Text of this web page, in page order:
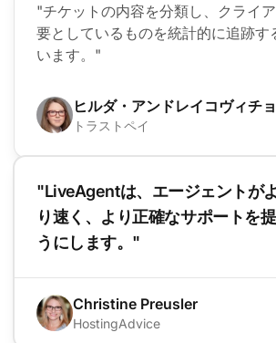
"チケットの内容を分類し、クライ
要としているものを統計的に追跡す
います。"
ヒルダ・アンドレイコヴィチ
トラストペイ
"LiveAgentは、エージェントが
り速く、より正確なサポートを
うにします。"
Christine Preusler
HostingAdvice